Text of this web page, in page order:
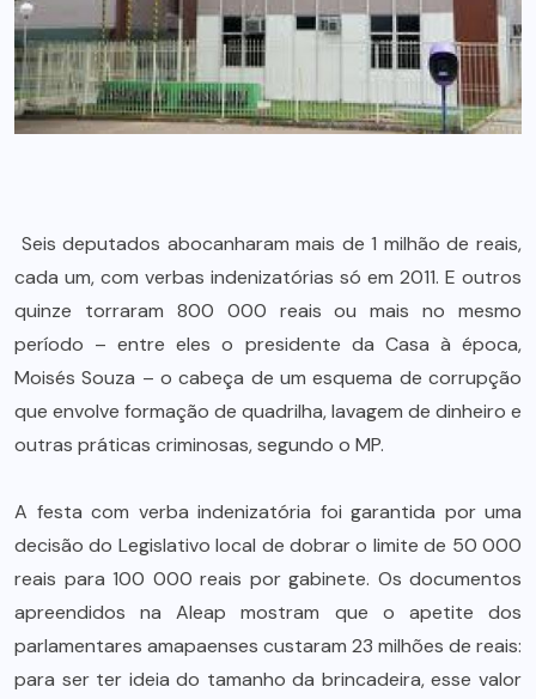
Seis deputados abocanharam mais de 1 milhão de reais,
cada um, com verbas indenizatórias só em 2011. E outros
quinze torraram 800 000 reais ou mais no mesmo
período – entre eles o presidente da Casa à época,
Moisés Souza – o cabeça de um esquema de corrupção
que envolve formação de quadrilha, lavagem de dinheiro e
outras práticas criminosas, segundo o MP.
A festa com verba indenizatória foi garantida por uma
decisão do Legislativo local de dobrar o limite de 50 000
reais para 100 000 reais por gabinete. Os documentos
apreendidos na Aleap mostram que o apetite dos
parlamentares amapaenses custaram 23 milhões de reais:
para ser ter ideia do tamanho da brincadeira, esse valor